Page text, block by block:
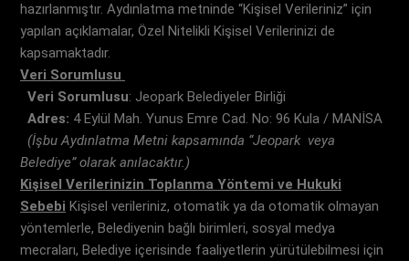
hazırlanmıştır. Aydınlatma metninde “Kişisel Verileriniz” için
yapılan açıklamalar, Özel Nitelikli Kişisel Verilerinizi de
kapsamaktadır.
Veri Sorumlusu
Veri Sorumlusu: Jeopark Belediyeler Birliği
Adres: 4 Eylül Mah. Yunus Emre Cad. No: 96 Kula / MANİSA
(İşbu Aydınlatma Metni kapsamında “Jeopark veya
Belediye” olarak anılacaktır.)
Kişisel Verilerinizin Toplanma Yöntemi ve Hukuki
Sebebi Kişisel verileriniz, otomatik ya da otomatik olmayan
yöntemlerle, Belediyenin bağlı birimleri, sosyal medya
mecraları, Belediye içerisinde faaliyetlerin yürütülebilmesi için